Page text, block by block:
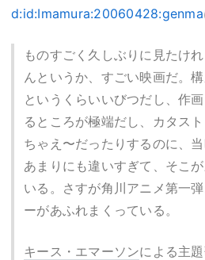
d:id:Imamura:20060428:genma
ものすごく久しぶりに見たけ
んというか、すごい映画だ。
というくらいいびつだし、作
るところが極端だし、カタス
ちゃえ〜だったりするのに、
あまりにも違いすぎて、そこ
いる。さすが角川アニメ第一
ーがあふれまくっている。
キース・エマーソンによる主